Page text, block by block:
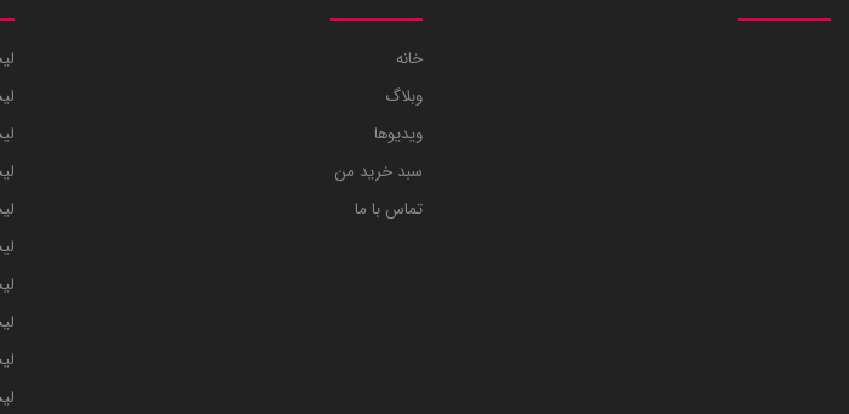
خانه
وبلاگ
ویدیوها
سبد خرید من
تماس با ما